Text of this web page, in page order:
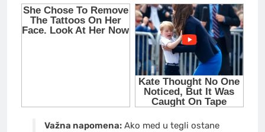
Važna napomena:Ako med u tegli ostane